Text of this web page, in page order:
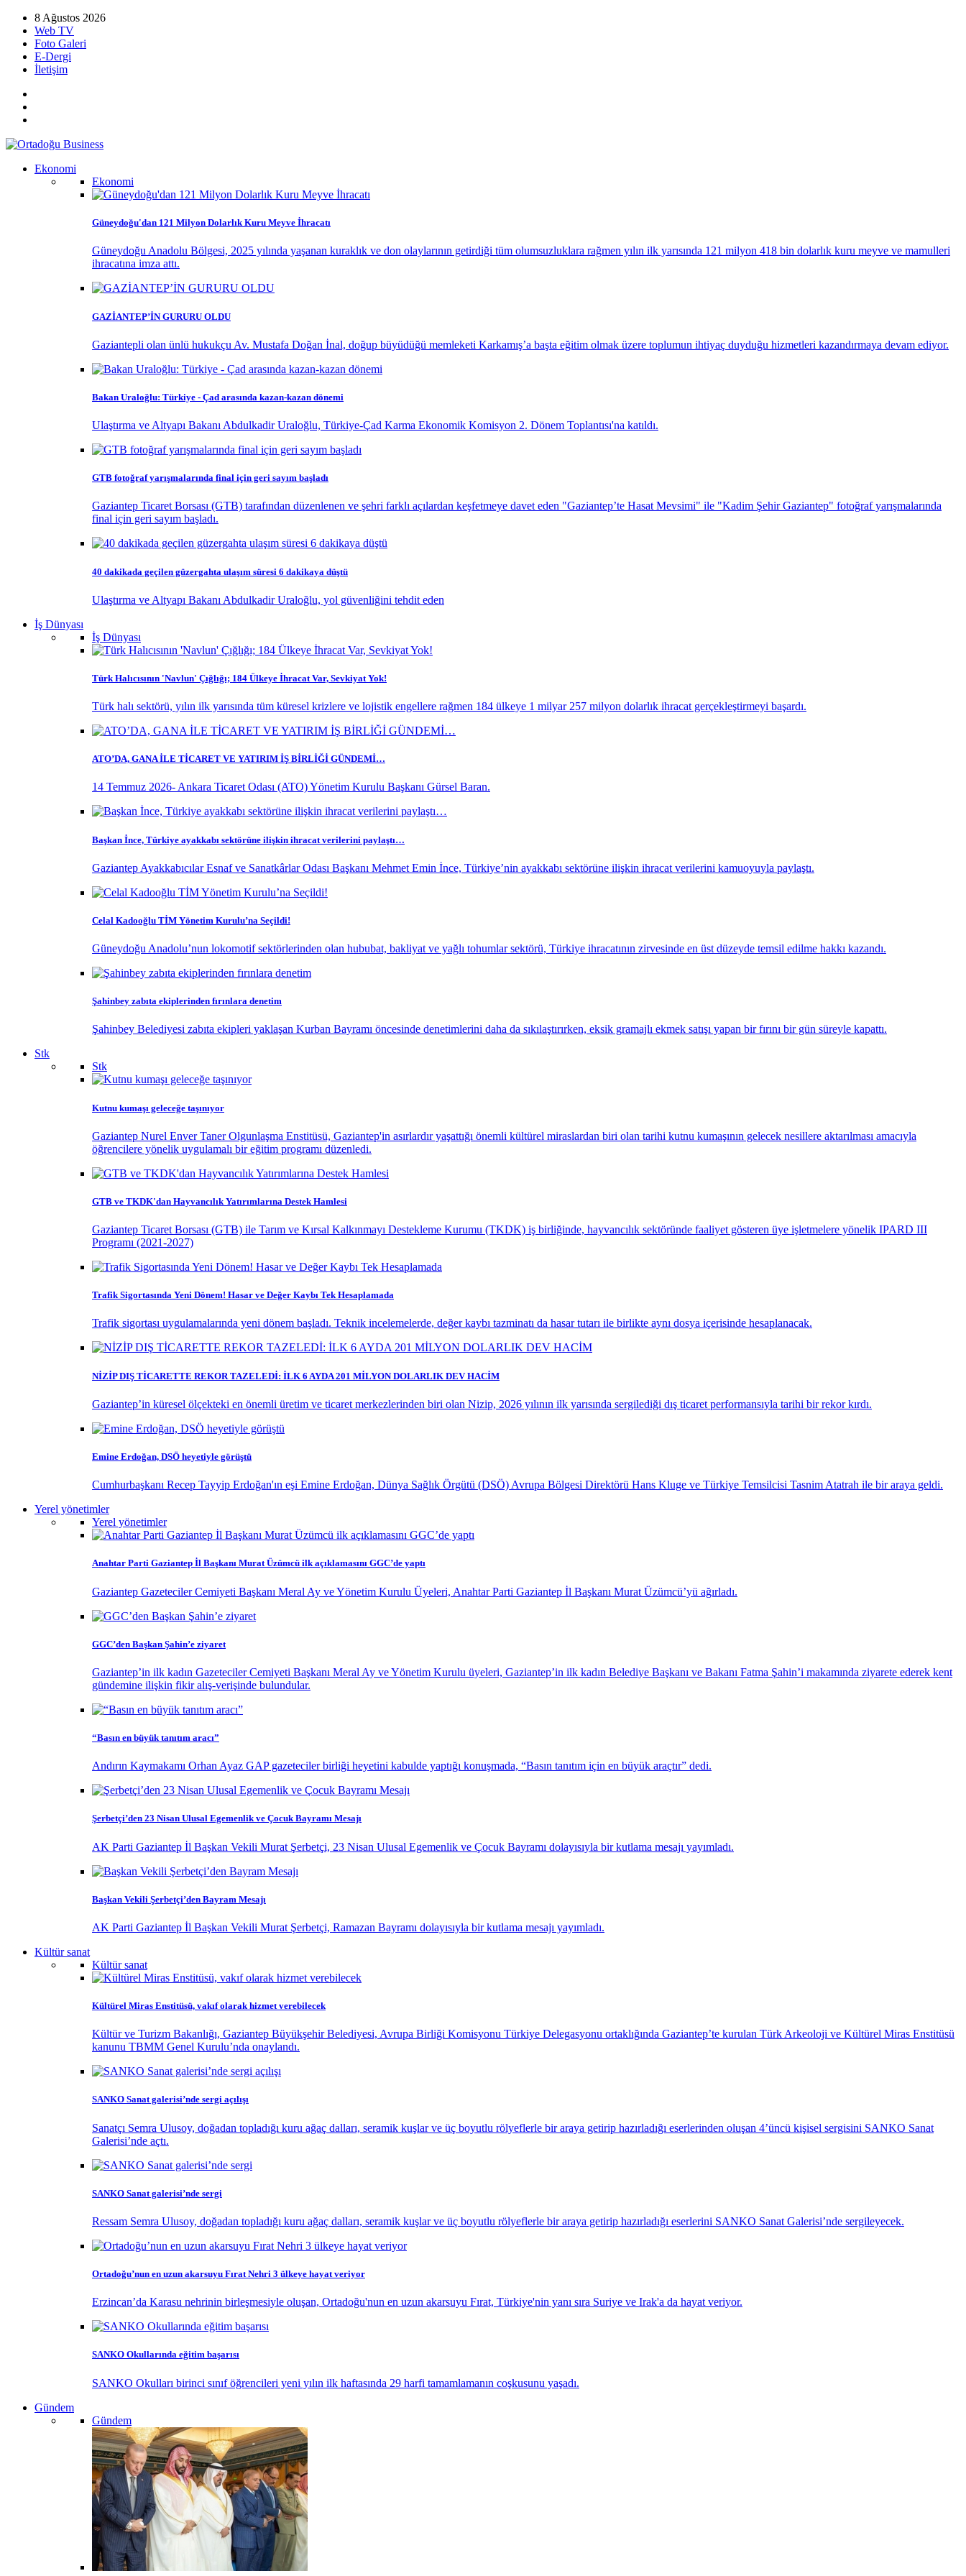
8 Ağustos 2026
Web TV
Foto Galeri
E-Dergi
İletişim
Ekonomi
Ekonomi
Güneydoğu'dan 121 Milyon Dolarlık Kuru Meyve İhracatı
Güneydoğu Anadolu Bölgesi, 2025 yılında yaşanan kuraklık ve don olaylarının getirdiği tüm olumsuzluklara rağmen yılın ilk yarısında 121 milyon 418 bin dolarlık kuru meyve ve mamulleri
ihracatına imza attı.
GAZİANTEP’İN GURURU OLDU
Gaziantepli olan ünlü hukukçu Av. Mustafa Doğan İnal, doğup büyüdüğü memleketi Karkamış’a başta eğitim olmak üzere toplumun ihtiyaç duyduğu hizmetleri kazandırmaya devam ediyor.
Bakan Uraloğlu: Türkiye - Çad arasında kazan-kazan dönemi
Ulaştırma ve Altyapı Bakanı Abdulkadir Uraloğlu, Türkiye-Çad Karma Ekonomik Komisyon 2. Dönem Toplantısı'na katıldı.
GTB fotoğraf yarışmalarında final için geri sayım başladı
Gaziantep Ticaret Borsası (GTB) tarafından düzenlenen ve şehri farklı açılardan keşfetmeye davet eden "Gaziantep’te Hasat Mevsimi" ile "Kadim Şehir Gaziantep" fotoğraf yarışmalarında
final için geri sayım başladı.
40 dakikada geçilen güzergahta ulaşım süresi 6 dakikaya düştü
Ulaştırma ve Altyapı Bakanı Abdulkadir Uraloğlu, yol güvenliğini tehdit eden
İş Dünyası
İş Dünyası
Türk Halıcısının 'Navlun' Çığlığı; 184 Ülkeye İhracat Var, Sevkiyat Yok!
Türk halı sektörü, yılın ilk yarısında tüm küresel krizlere ve lojistik engellere rağmen 184 ülkeye 1 milyar 257 milyon dolarlık ihracat gerçekleştirmeyi başardı.
ATO’DA, GANA İLE TİCARET VE YATIRIM İŞ BİRLİĞİ GÜNDEMİ…
14 Temmuz 2026- Ankara Ticaret Odası (ATO) Yönetim Kurulu Başkanı Gürsel Baran.
Başkan İnce, Türkiye ayakkabı sektörüne ilişkin ihracat verilerini paylaştı…
Gaziantep Ayakkabıcılar Esnaf ve Sanatkârlar Odası Başkanı Mehmet Emin İnce, Türkiye’nin ayakkabı sektörüne ilişkin ihracat verilerini kamuoyuyla paylaştı.
Celal Kadooğlu TİM Yönetim Kurulu’na Seçildi!
Güneydoğu Anadolu’nun lokomotif sektörlerinden olan hububat, bakliyat ve yağlı tohumlar sektörü, Türkiye ihracatının zirvesinde en üst düzeyde temsil edilme hakkı kazandı.
Şahinbey zabıta ekiplerinden fırınlara denetim
Şahinbey Belediyesi zabıta ekipleri yaklaşan Kurban Bayramı öncesinde denetimlerini daha da sıkılaştırırken, eksik gramajlı ekmek satışı yapan bir fırını bir gün süreyle kapattı.
Stk
Stk
Kutnu kumaşı geleceğe taşınıyor
Gaziantep Nurel Enver Taner Olgunlaşma Enstitüsü, Gaziantep'in asırlardır yaşattığı önemli kültürel miraslardan biri olan tarihi kutnu kumaşının gelecek nesillere aktarılması amacıyla
öğrencilere yönelik uygulamalı bir eğitim programı düzenledi.
GTB ve TKDK'dan Hayvancılık Yatırımlarına Destek Hamlesi
Gaziantep Ticaret Borsası (GTB) ile Tarım ve Kırsal Kalkınmayı Destekleme Kurumu (TKDK) iş birliğinde, hayvancılık sektöründe faaliyet gösteren üye işletmelere yönelik IPARD III
Programı (2021-2027)
Trafik Sigortasında Yeni Dönem! Hasar ve Değer Kaybı Tek Hesaplamada
Trafik sigortası uygulamalarında yeni dönem başladı. Teknik incelemelerde, değer kaybı tazminatı da hasar tutarı ile birlikte aynı dosya içerisinde hesaplanacak.
NİZİP DIŞ TİCARETTE REKOR TAZELEDİ: İLK 6 AYDA 201 MİLYON DOLARLIK DEV HACİM
Gaziantep’in küresel ölçekteki en önemli üretim ve ticaret merkezlerinden biri olan Nizip, 2026 yılının ilk yarısında sergilediği dış ticaret performansıyla tarihi bir rekor kırdı.
Emine Erdoğan, DSÖ heyetiyle görüştü
Cumhurbaşkanı Recep Tayyip Erdoğan'ın eşi Emine Erdoğan, Dünya Sağlık Örgütü (DSÖ) Avrupa Bölgesi Direktörü Hans Kluge ve Türkiye Temsilcisi Tasnim Atatrah ile bir araya geldi.
Yerel yönetimler
Yerel yönetimler
Anahtar Parti Gaziantep İl Başkanı Murat Üzümcü ilk açıklamasını GGC’de yaptı
Gaziantep Gazeteciler Cemiyeti Başkanı Meral Ay ve Yönetim Kurulu Üyeleri, Anahtar Parti Gaziantep İl Başkanı Murat Üzümcü’yü ağırladı.
GGC’den Başkan Şahin’e ziyaret
Gaziantep’in ilk kadın Gazeteciler Cemiyeti Başkanı Meral Ay ve Yönetim Kurulu üyeleri, Gaziantep’in ilk kadın Belediye Başkanı ve Bakanı Fatma Şahin’i makamında ziyarete ederek kent
gündemine ilişkin fikir alış-verişinde bulundular.
“Basın en büyük tanıtım aracı”
Andırın Kaymakamı Orhan Ayaz GAP gazeteciler birliği heyetini kabulde yaptığı konuşmada, “Basın tanıtım için en büyük araçtır” dedi.
Şerbetçi’den 23 Nisan Ulusal Egemenlik ve Çocuk Bayramı Mesajı
AK Parti Gaziantep İl Başkan Vekili Murat Şerbetçi, 23 Nisan Ulusal Egemenlik ve Çocuk Bayramı dolayısıyla bir kutlama mesajı yayımladı.
Başkan Vekili Şerbetçi’den Bayram Mesajı
AK Parti Gaziantep İl Başkan Vekili Murat Şerbetçi, Ramazan Bayramı dolayısıyla bir kutlama mesajı yayımladı.
Kültür sanat
Kültür sanat
Kültürel Miras Enstitüsü, vakıf olarak hizmet verebilecek
Kültür ve Turizm Bakanlığı, Gaziantep Büyükşehir Belediyesi, Avrupa Birliği Komisyonu Türkiye Delegasyonu ortaklığında Gaziantep’te kurulan Türk Arkeoloji ve Kültürel Miras Enstitüsü
kanunu TBMM Genel Kurulu’nda onaylandı.
SANKO Sanat galerisi’nde sergi açılışı
Sanatçı Semra Ulusoy, doğadan topladığı kuru ağaç dalları, seramik kuşlar ve üç boyutlu rölyeflerle bir araya getirip hazırladığı eserlerinden oluşan 4’üncü kişisel sergisini SANKO Sanat
Galerisi’nde açtı.
SANKO Sanat galerisi’nde sergi
Ressam Semra Ulusoy, doğadan topladığı kuru ağaç dalları, seramik kuşlar ve üç boyutlu rölyeflerle bir araya getirip hazırladığı eserlerini SANKO Sanat Galerisi’nde sergileyecek.
Ortadoğu’nun en uzun akarsuyu Fırat Nehri 3 ülkeye hayat veriyor
Erzincan’da Karasu nehrinin birleşmesiyle oluşan, Ortadoğu'nun en uzun akarsuyu Fırat, Türkiye'nin yanı sıra Suriye ve Irak'a da hayat veriyor.
SANKO Okullarında eğitim başarısı
SANKO Okulları birinci sınıf öğrencileri yeni yılın ilk haftasında 29 harfi tamamlamanın coşkusunu yaşadı.
Gündem
Gündem